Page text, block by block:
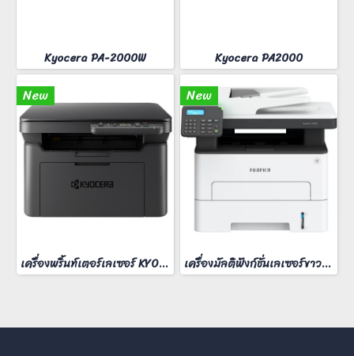
Kyocera PA-2000W Kyocera PA2000
New
เครื่องพริ้นท์เตอร์เลเซอร์ KYOCERA MA-2000W
New
เครื่องมัลติฟังก์ชั่นเลเซอร์ขาวดำ FUJIFilm ApeosPort 3410SD